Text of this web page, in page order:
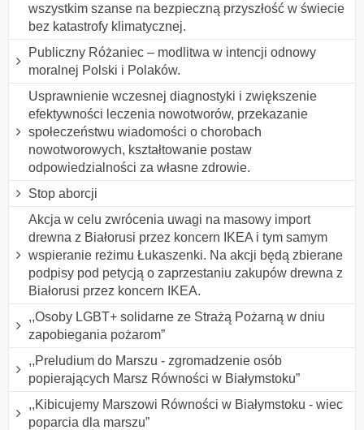
wszystkim szanse na bezpieczną przyszłość w świecie
bez katastrofy klimatycznej.
Publiczny Różaniec – modlitwa w intencji odnowy
moralnej Polski i Polaków.
Usprawnienie wczesnej diagnostyki i zwiększenie
efektywności leczenia nowotworów, przekazanie
społeczeństwu wiadomości o chorobach
nowotworowych, kształtowanie postaw
odpowiedzialności za własne zdrowie.
Stop aborcji
Akcja w celu zwrócenia uwagi na masowy import
drewna z Białorusi przez koncern IKEA i tym samym
wspieranie reżimu Łukaszenki. Na akcji będą zbierane
podpisy pod petycją o zaprzestaniu zakupów drewna z
Białorusi przez koncern IKEA.
,,Osoby LGBT+ solidarne ze Strażą Pożarną w dniu
zapobiegania pożarom”
,,Preludium do Marszu - zgromadzenie osób
popierających Marsz Równości w Białymstoku”
,,Kibicujemy Marszowi Równości w Białymstoku - wiec
poparcia dla marszu”